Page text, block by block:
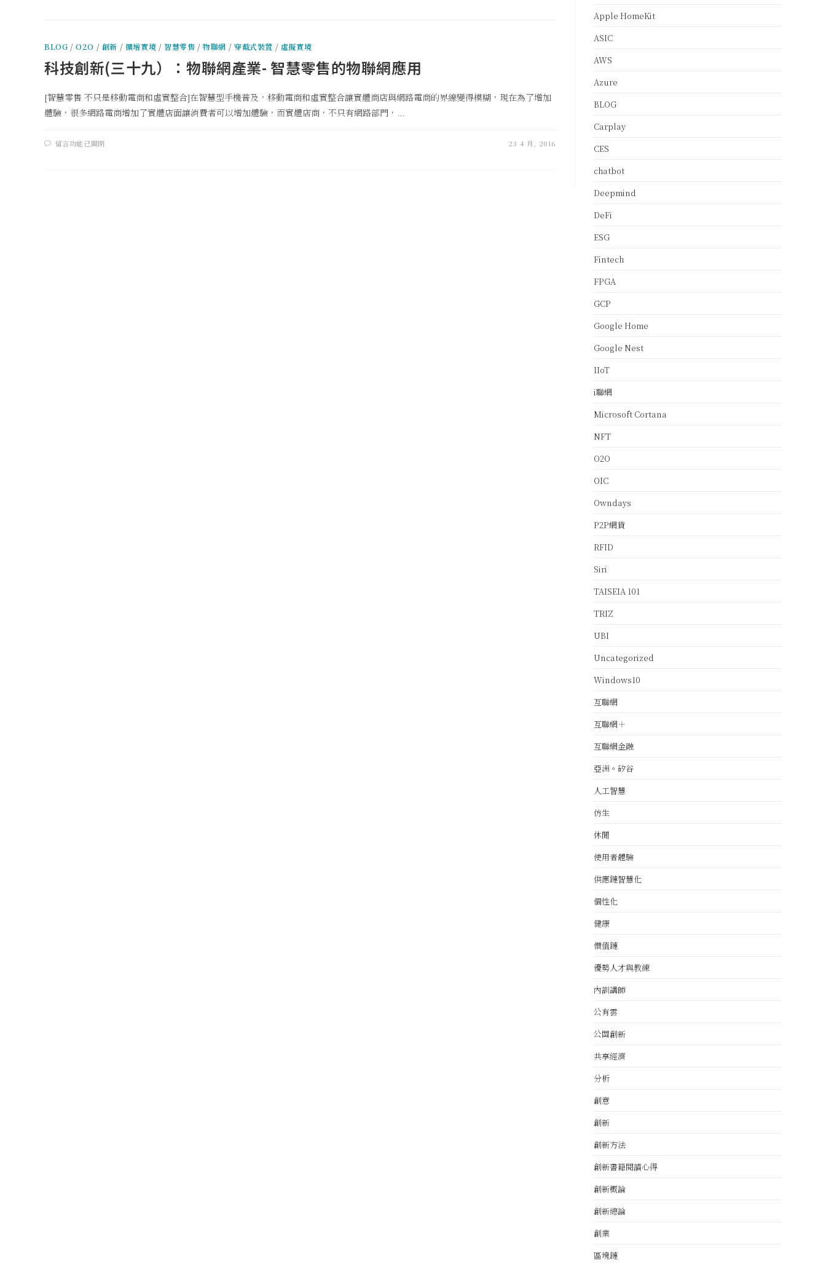
BLOG /O2O / 創新 / 擴增實境 /智慧零售 /物聯網 / 穿戴式裝置 / 虛擬實境
科技創新(三十九）：物聯網產業- 智慧零售的物聯網應用
[智慧零售 不只是移動電商和虛實整合]在智慧型手機普及，移動電商和虛實整合讓實體商店與網路電商的界線變得模糊，現在為了增加
體驗，很多網路電商增加了實體店面讓消費者可以增加體驗，而實體店商，不只有網路部門，...
留言功能已關閉 23 4 月, 2016
Apple HomeKit
ASIC
AWS
Azure
BLOG
Carplay
CES
chatbot
Deepmind
DeFi
ESG
Fintech
FPGA
GCP
Google Home
Google Nest
IIoT
i聯網
Microsoft Cortana
NFT
O2O
OIC
Owndays
P2P網貸
RFID
Siri
TAISEIA 101
TRIZ
UBI
Uncategorized
Windows10
互聯網
互聯網＋
互聯網金融
亞洲。矽谷
人工智慧
仿生
休閒
使用者體驗
供應鏈智慧化
個性化
健康
價值鏈
優勢人才與教練
內訓講師
公有雲
公關創新
共享經濟
分析
創意
創新
創新方法
創新書籍閱讀心得
創新概論
創新總論
創業
區塊鏈